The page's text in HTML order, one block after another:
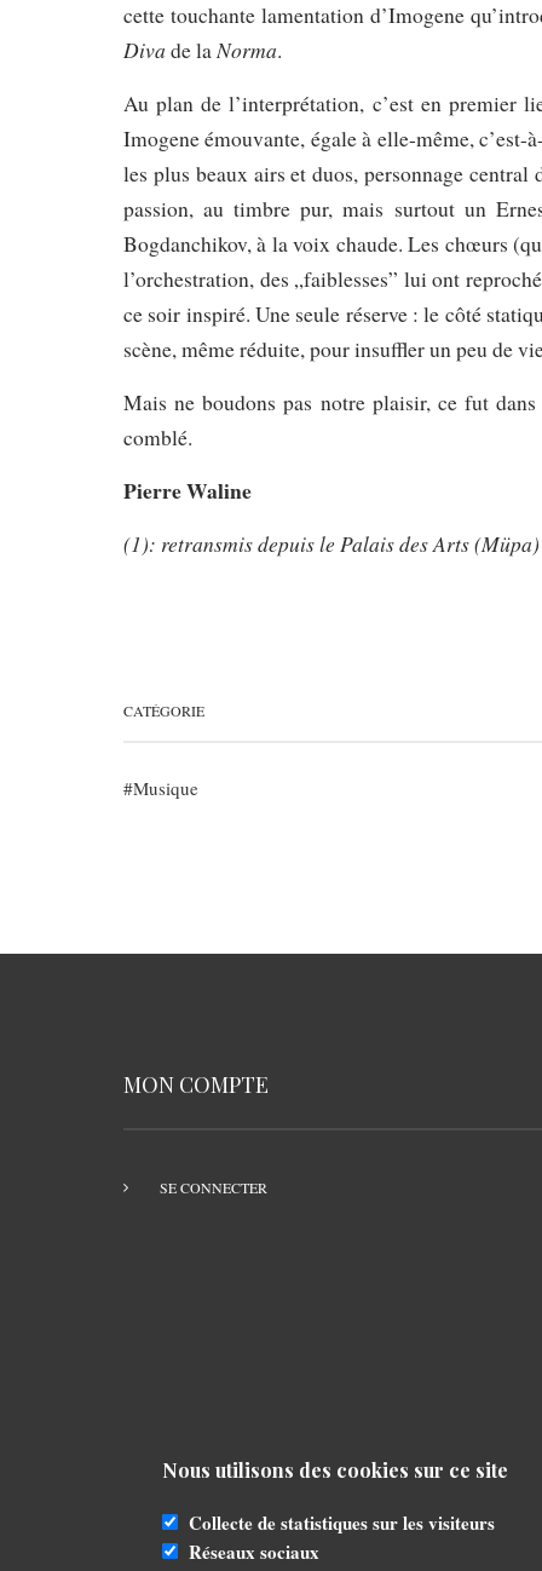
cette touchante lamentation d’Imogene
Diva de laNorma.
Au plan de l’interprétation, c’est en premier
Imogene émouvante, égale à elle-même,
les plus beaux airs et duos, personnage
passion, au timbre pur, mais surtout un
Bogdanchikov, à la voix chaude. Les chœurs
l’orchestration, des „faiblesses” lui ont
ce soir inspiré. Une seule réserve : le côté
scène, même réduite, pour insuffler un peu de
Mais ne boudons pas notre plaisir, ce fut
comblé.
Pierre Waline
(1): retransmis depuis le Palais des Arts (Müpa)
CATÉGORIE
Musique
MON COMPTE
SE CONNECTER
Nous utilisons des cookies sur ce site
Collecte de statistiques sur les visiteurs
Réseaux sociaux